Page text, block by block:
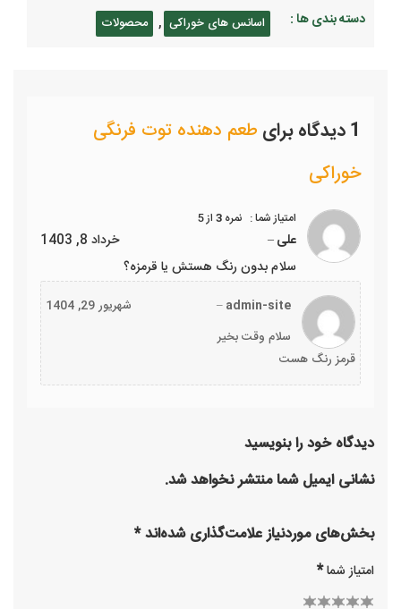
دسته بندی ها : اسانس های خوراکی , محصولات
1 دیدگاه برای
طعم دهنده توت فرنگی
خوراکی
نمره 3 از 5
علی–
خرداد 8, 1403
سلام بدون رنگ هستش یا قرمزه؟
admin-site
–
شهریور 29, 1404
سلام وقت بخیر
قرمز رنگ هست
دیدگاه خود را بنویسید
نشانی ایمیل شما منتشر نخواهد شد.
بخش‌های موردنیاز علامت‌گذاری شده‌اند*
امتیاز شما*